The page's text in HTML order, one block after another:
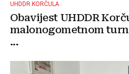
UHDDR KORČULA
Obavijest UHDDR
malonogometnom
...